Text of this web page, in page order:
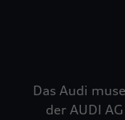
Das Audi
der AUDI